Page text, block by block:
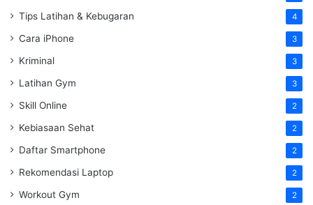
Tips Latihan & Kebugaran 4
Cara iPhone 3
Kriminal 3
Latihan Gym 3
Skill Online 2
Kebiasaan Sehat 2
Daftar Smartphone 2
Rekomendasi Laptop 2
Workout Gym 2